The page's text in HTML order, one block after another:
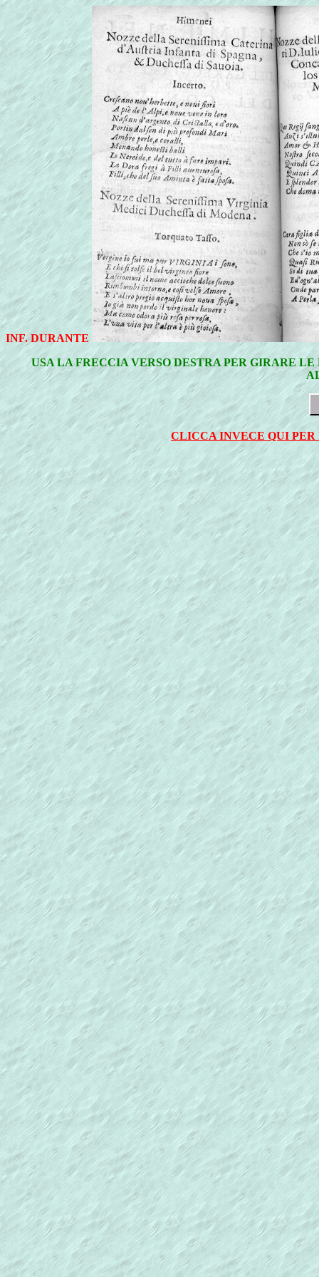
INF. DURANTE
USA LA FRECCIA VERSO DESTRA PER GIRARE
CLICCA INVECE QUI